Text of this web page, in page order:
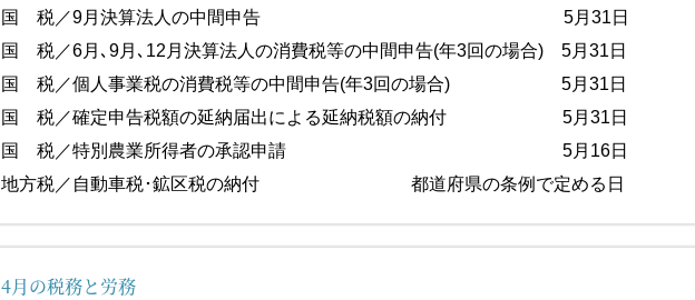
国 税／9月決算法人の中間申告 5月31日
国 税／6月､9月､12月決算法人の消費税等の中間申告(年3回の場合) 5月31日
国 税／個人事業税の消費税等の中間申告(年3回の場合) 5月31日
国 税／確定申告税額の延納届出による延納税額の納付 5月31日
国 税／特別農業所得者の承認申請 5月16日
地方税／自動車税･鉱区税の納付 都道府県の条例で定める日
4月の税務と労務